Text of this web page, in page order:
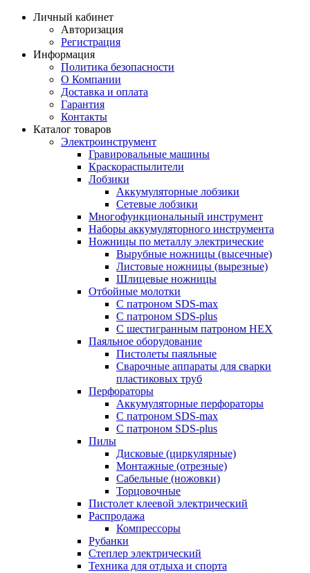
Личный кабинет
Авторизация
Регистрация
Информация
Политика безопасности
О Компании
Доставка и оплата
Гарантия
Контакты
Каталог товаров
Электроинструмент
Гравировальные машины
Краскораспылители
Лобзики
Аккумуляторные лобзики
Сетевые лобзики
Многофункциональный инструмент
Наборы аккумуляторного инструмента
Ножницы по металлу электрические
Вырубные ножницы (высечные)
Листовые ножницы (вырезные)
Шлицевые ножницы
Отбойные молотки
С патроном SDS-max
С патроном SDS-plus
С шестигранным патроном HEX
Паяльное оборудование
Пистолеты паяльные
Сварочные аппараты для сварки
пластиковых труб
Перфораторы
Аккумуляторные перфораторы
С патроном SDS-max
С патроном SDS-plus
Пилы
Дисковые (циркулярные)
Монтажные (отрезные)
Сабельные (ножовки)
Торцовочные
Пистолет клеевой электрический
Распродажа
Компрессоры
Рубанки
Степлер электрический
Техника для отдыха и спорта